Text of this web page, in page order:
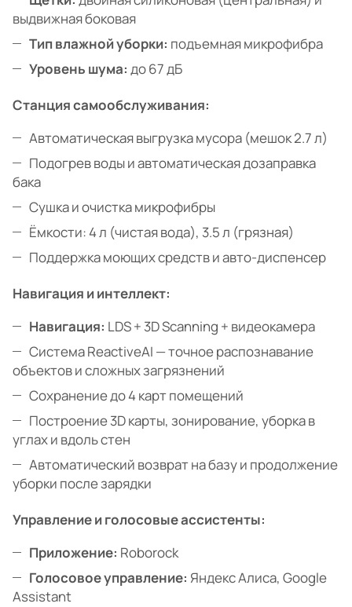
выдвижная боковая
Тип влажной уборки: подъемная микрофибра
Уровень шума: до 67 дБ
Станция самообслуживания:
Автоматическая выгрузка мусора (мешок 2.7 л)
Подогрев воды и автоматическая дозаправка
бака
Сушка и очистка микрофибры
Ёмкости: 4 л (чистая вода), 3.5 л (грязная)
Поддержка моющих средств и авто-диспенсер
Навигация и интеллект:
Навигация: LDS + 3D Scanning + видеокамера
Система ReactiveAI — точное распознавание
объектов и сложных загрязнений
Сохранение до 4 карт помещений
Построение 3D карты, зонирование, уборка в
углах и вдоль стен
Автоматический возврат на базу и продолжение
уборки после зарядки
Управление и голосовые ассистенты:
Приложение: Roborock
Голосовое управление: Яндекс Алиса, Google
Assistant